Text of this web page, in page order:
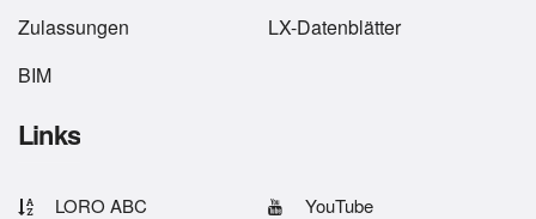
Zulassungen
LX-Datenblätter
BIM
Links
LORO ABC
YouTube